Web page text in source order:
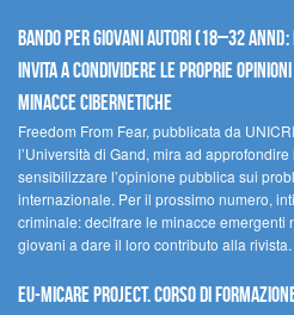
Bando per giovani autori (18–32
invita a condividere le proprie
minacce cibernetiche
Freedom From Fear, pubblicata da
l’Università di Gand, mira ad
sensibilizzare l’opinione pubblica sui
internazionale. Per il prossimo numero,
criminale: decifrare le minacce emergenti
giovani a dare il loro contributo alla rivista.
EU-MiCare Project. Corso di